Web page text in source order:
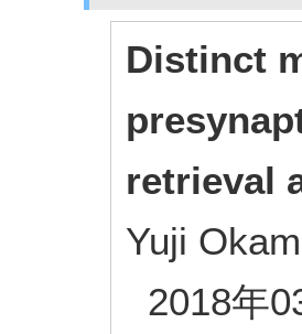
Distinct
retrieval
Yuji
2018年